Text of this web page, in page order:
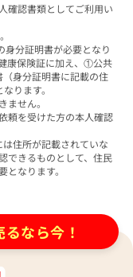
確認書類としてご利用い
分証明書が必要となり
康保険証に加え、①公共
身分証明書に記載の住
ります。
せん。
頼を受けた方の本人確認
住所が記載されていな
できるものとして、住民
なります。
なら今！